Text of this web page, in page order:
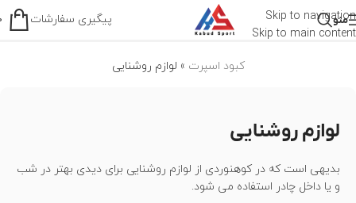
Skip to navigation
Skip to main content
منو پیگیری سفارشاتلوازم روشنایی
کبود اسپرت » لوازم روشنایی
لوازم روشنایی
بدیهی است که در کوهنوردی از لوازم روشنایی برای دیدی بهتر در شب
و یا داخل چادر استفاده می شود.